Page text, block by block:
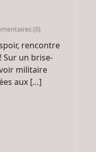
(0)
rencontre
Sur un brise-
militaire
aux […]